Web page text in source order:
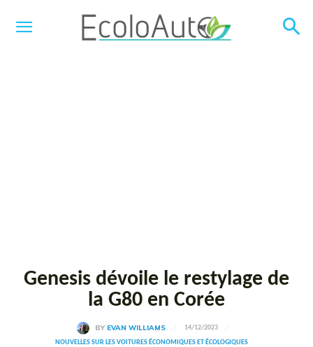
Genesis dévoile le restylage de
la G80 en Corée
BY EVAN WILLIAMS
14/12/2023
NOUVELLES SUR LES VOITURES ÉCONOMIQUES ET ÉCOLOGIQUES